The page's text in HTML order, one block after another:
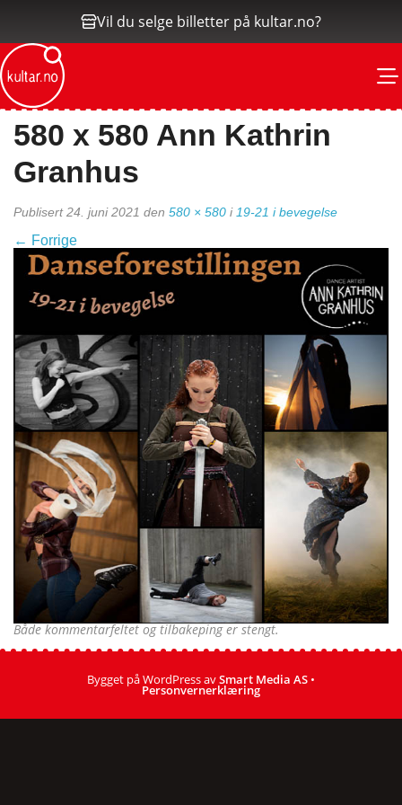
Vil du selge billetter på kultar.no?
580 x 580 Ann Kathrin
Granhus
Publisert24. juni 2021 den 580 × 580 i 19-21 i bevegelse
← Forrige
Både kommentarfeltet og tilbakeping er stengt.
Bygget på WordPress avSmart Media AS •
Personvernerklæring